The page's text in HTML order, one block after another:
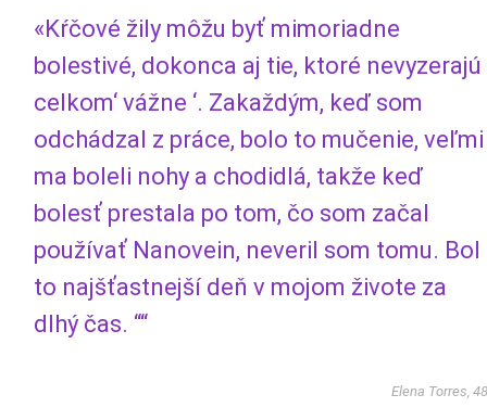
«Kŕčové žily môžu byť mimoriadne
bolestivé, dokonca aj tie, ktoré nevyzerajú
celkom‘ vážne ‘. Zakaždým, keď som
odchádzal z práce, bolo to mučenie, veľmi
ma boleli nohy a chodidlá, takže keď
bolesť prestala po tom, čo som začal
používať Nanovein, neveril som tomu. Bol
to najšťastnejší deň v mojom živote za
dlhý čas. ““
Elena Torres, 48